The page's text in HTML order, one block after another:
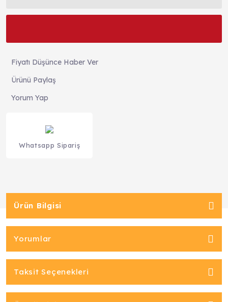
Fiyatı Düşünce Haber Ver
Ürünü Paylaş
Yorum Yap
Whatsapp Sipariş
Ürün Bilgisi
Yorumlar
Taksit Seçenekleri